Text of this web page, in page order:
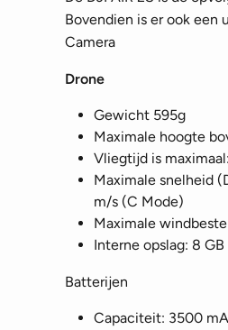
Bovendien is er ook een
Camera
Drone
Gewicht 595g
Maximale hoogte
Vliegtijd is
Maximale snelheid
m/s (C Mode)
Maximale
Interne opslag: 8 GB
Batterijen
Capaciteit: 3500